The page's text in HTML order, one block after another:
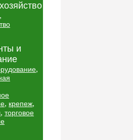
,
и
,
, крепеж,
, торговое